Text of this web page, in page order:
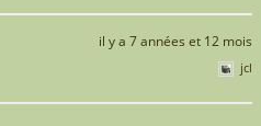
il y a 7 années et 12 mois
jcl